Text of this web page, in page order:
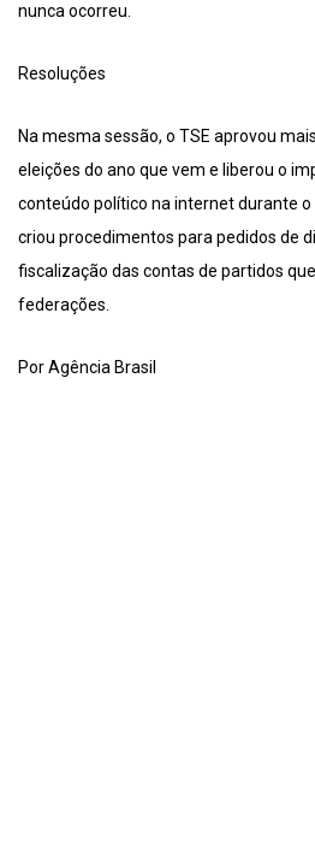
nunca ocorreu.
Resoluções
Na mesma sessão, o TSE aprovou
eleições do ano que vem e liberou o
conteúdo político na internet durante
criou procedimentos para pedidos de
fiscalização das contas de partidos
federações.
Por Agência Brasil